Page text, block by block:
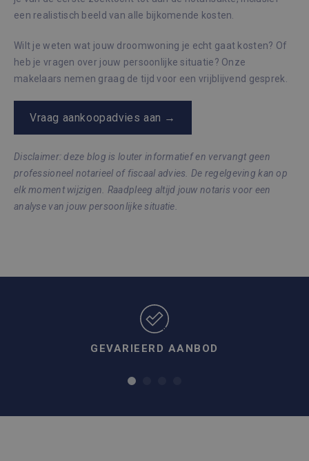
een realistisch beeld van alle bijkomende kosten.
Wilt je weten wat jouw droomwoning je echt gaat kosten? Of
heb je vragen over jouw persoonlijke situatie? Onze
makelaars nemen graag de tijd voor een vrijblijvend gesprek.
Vraag aankoopadvies aan →
Disclaimer: deze blog is louter informatief en vervangt geen
professioneel notarieel of fiscaal advies. De regelgeving kan op
elk moment wijzigen. Raadpleeg altijd jouw notaris voor een
analyse van jouw persoonlijke situatie.
GEVARIEERD AANBOD